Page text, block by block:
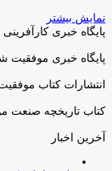
نمایش بیشتر
پایگاه خبری
پایگاه خبری موفقیت
انتشارات کتاب
کتاب تاریخچه صنعت
آخرین اخبار